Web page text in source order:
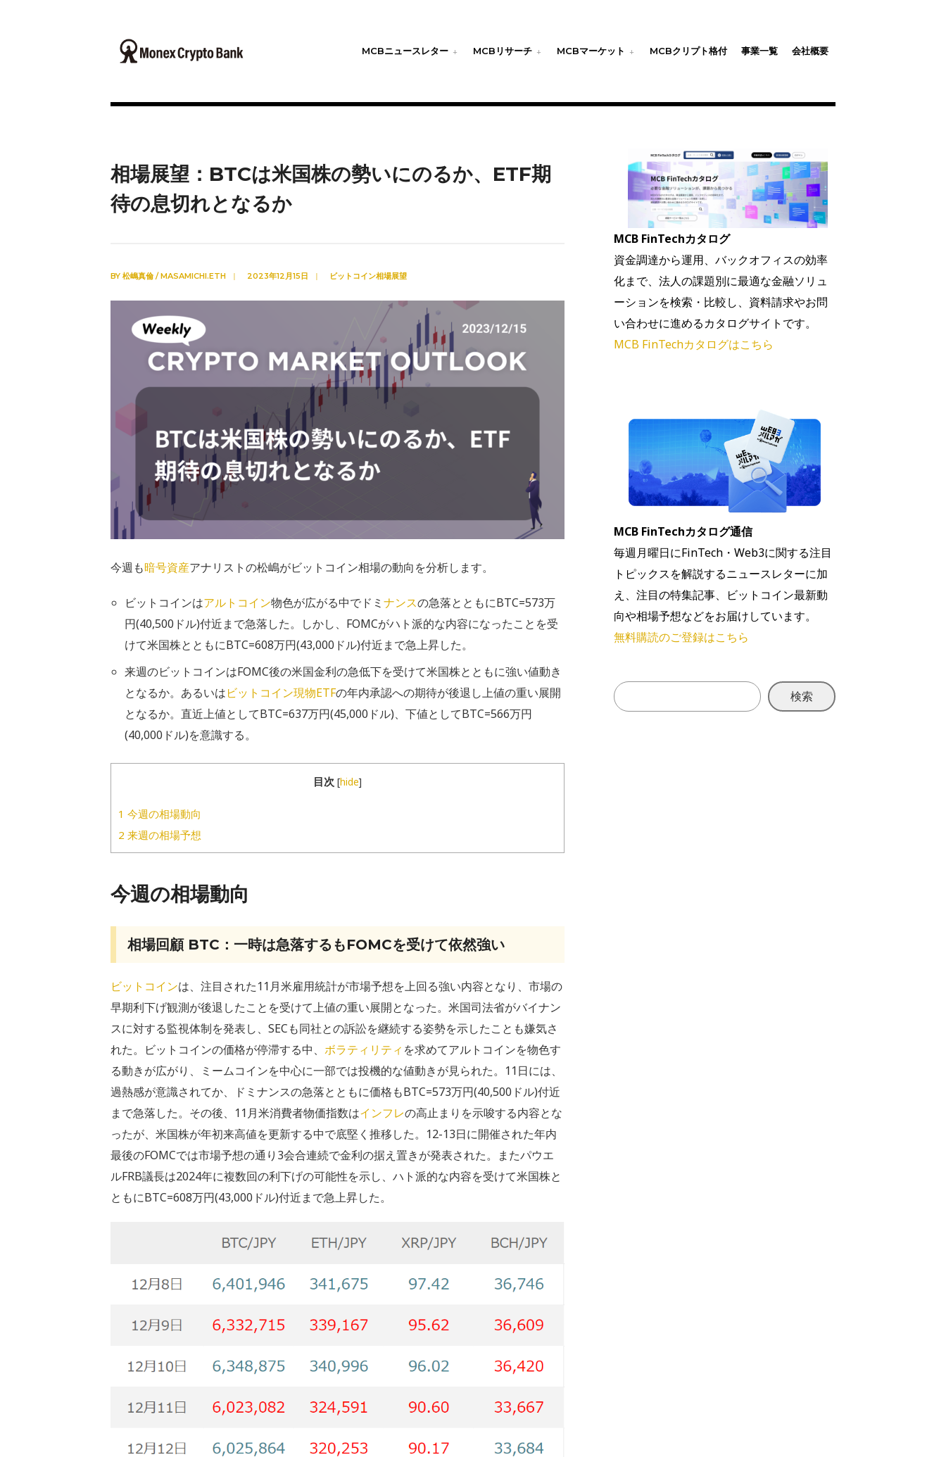
MCBニュースレター MCBリサーチ MCBマーケット MCBクリプト格付 事業一覧 会社概要
相場展望：BTCは米国株の勢いにのるか、ETF期
待の息切れとなるか
BY 松嶋真倫 / MASAMICHI.ETH | 2023年12月15日 | ビットコイン相場展望
今週も暗号資産アナリストの松嶋がビットコイン相場の動向を分析します。
ビットコインはアルトコイン物色が広がる中でドミ ナンスの急落とともにBTC=573万
円(40,500ドル)付近まで急落した。しかし、FOMCがハト派的な内容になったことを受
けて米国株とともにBTC=608万円(43,000ドル)付近まで急上昇した。
来週のビットコインはFOMC後の米国金利の急低下を受けて米国株とともに強い値動き
となるか。あるいはビットコイン現物ETFの年内承認への期待が後退し上値の重い展開
となるか。直近上値としてBTC=637万円(45,000ドル)、下値としてBTC=566万円
(40,000ドル)を意識する。
目次 [hide]
1 今週の相場動向
2 来週の相場予想
今週の相場動向
相場回顧 BTC：一時は急落するもFOMCを受けて依然強い
ビットコインは、注目された11月米雇用統計が市場予想を上回る強い内容となり、市場の
早期利下げ観測が後退したことを受けて上値の重い展開となった。米国司法省がバイナン
スに対する監視体制を発表し、SECも同社との訴訟を継続する姿勢を示したことも嫌気さ
れた。ビットコインの価格が停滞する中、 ボラティリティ を求めてアルトコインを物色す
る動きが広がり、ミームコインを中心に一部では投機的な値動きが見られた。11日には、
過熱感が意識されてか、ドミナンスの急落とともに価格もBTC=573万円(40,500ドル)付近
まで急落した。その後、11月米消費者物価指数はインフレの高止まりを示唆する内容とな
ったが、米国株が年初来高値を更新する中で底堅く推移した。12-13日に開催された年内
最後のFOMCでは市場予想の通り3会合連続で金利の据え置きが発表された。またパウエ
ルFRB議長は2024年に複数回の利下げの可能性を示し、ハト派的な内容を受けて米国株と
ともにBTC=608万円(43,000ドル)付近まで急上昇した。
MCB FinTechカタログ
資金調達から運用、バックオフィスの効率
化まで、法人の課題別に最適な金融ソリュ
ーションを検索・比較し、資料請求やお問
い合わせに進めるカタログサイトです。
MCB FinTechカタログはこちら
MCB FinTechカタログ通信
毎週月曜日にFinTech・Web3に関する注目
トピックスを解説するニュースレターに加
え、注目の特集記事、ビットコイン最新動
向や相場予想などをお届けしています。
無料購読のご登録はこちら
検索